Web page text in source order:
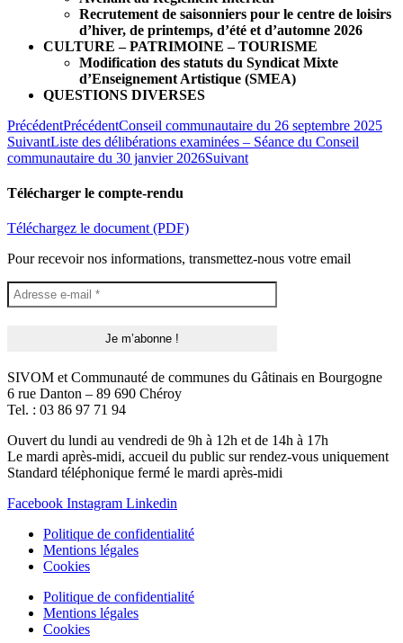
Recrutement de saisonniers pour le centre de loisirs
d’hiver, de printemps, d’été et d’automne 2026
CULTURE – PATRIMOINE – TOURISME
Modification des statuts du Syndicat Mixte
d’Enseignement Artistique (SMEA)
QUESTIONS DIVERSES
PrécédentPrécédentConseil communautaire du 26 septembre 2025
SuivantListe des délibérations examinées – Séance du Conseil
communautaire du 30 janvier 2026Suivant
Télécharger le compte-rendu
Téléchargez le document (PDF)
Pour recevoir nos informations, transmettez-nous votre email
SIVOM et Communauté de communes du Gâtinais en Bourgogne
6 rue Danton – 89 690 Chéroy
Tel. : 03 86 97 71 94
Ouvert du lundi au vendredi de 9h à 12h et de 14h à 17h
Le mardi après-midi, accueil du public sur rendez-vous uniquement
Standard téléphonique fermé le mardi après-midi
Facebook Instagram Linkedin
Politique de confidentialité
Mentions légales
Cookies
Politique de confidentialité
Mentions légales
Cookies